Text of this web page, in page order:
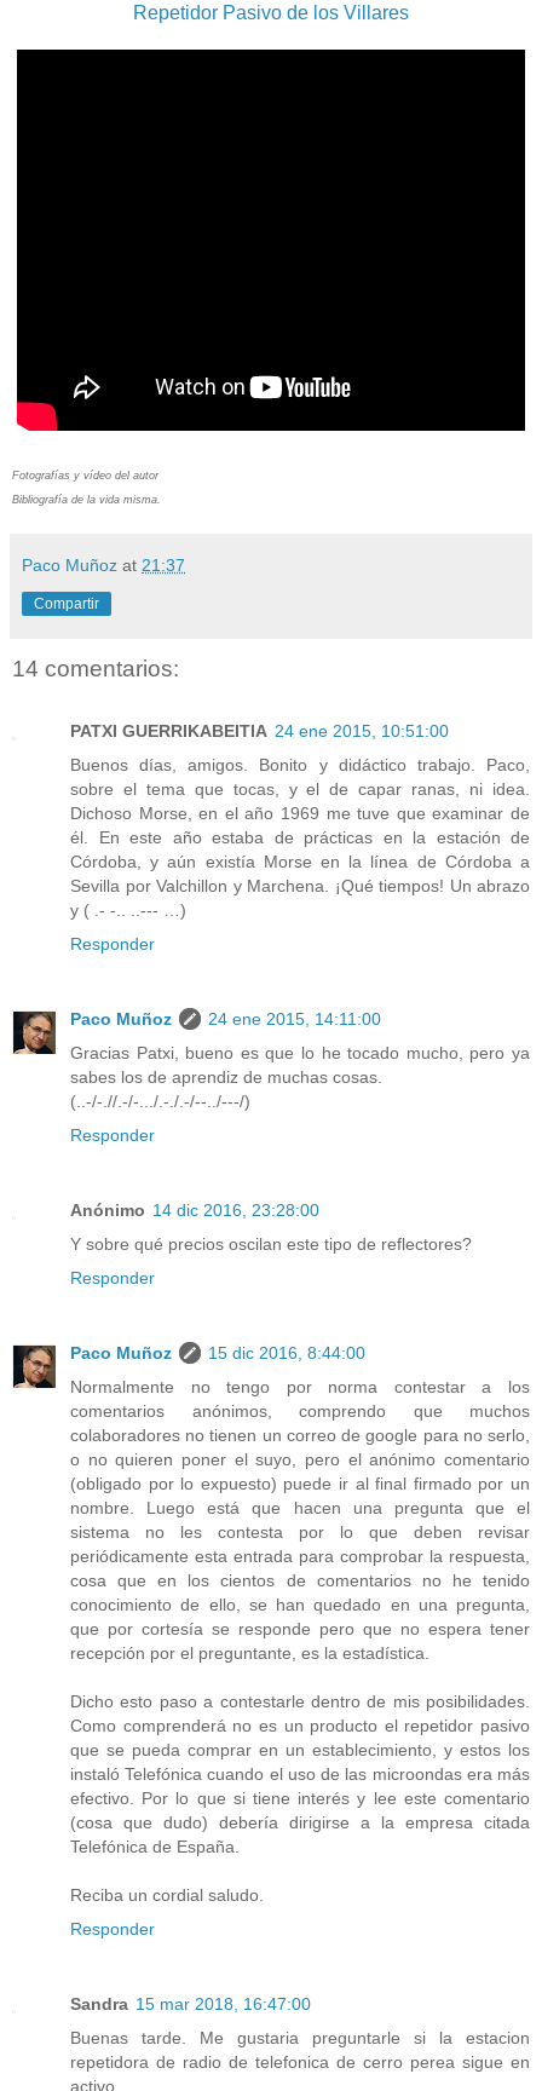
Repetidor Pasivo de los Villares
Fotografías y vídeo del autor
Bibliografía de la vida misma.
Paco Muñoz at 21:37
Compartir
14 comentarios:
PATXI GUERRIKABEITIA 24 ene 2015, 10:51:00
Buenos días, amigos. Bonito y didáctico trabajo. Paco,
sobre el tema que tocas, y el de capar ranas, ni idea.
Dichoso Morse, en el año 1969 me tuve que examinar de
él. En este año estaba de prácticas en la estación de
Córdoba, y aún existía Morse en la línea de Córdoba a
Sevilla por Valchillon y Marchena. ¡Qué tiempos! Un abrazo
y ( .- -.. ..--- …)
Responder
Paco Muñoz
24 ene 2015, 14:11:00
Gracias Patxi, bueno es que lo he tocado mucho, pero ya
sabes los de aprendiz de muchas cosas.
(..-/-.//.-/-.../.-./.-/--../---/)
Responder
Anónimo 14 dic 2016, 23:28:00
Y sobre qué precios oscilan este tipo de reflectores?
Responder
Paco Muñoz
15 dic 2016, 8:44:00
Normalmente no tengo por norma contestar a los
comentarios anónimos, comprendo que muchos
colaboradores no tienen un correo de google para no serlo,
o no quieren poner el suyo, pero el anónimo comentario
(obligado por lo expuesto) puede ir al final firmado por un
nombre. Luego está que hacen una pregunta que el
sistema no les contesta por lo que deben revisar
periódicamente esta entrada para comprobar la respuesta,
cosa que en los cientos de comentarios no he tenido
conocimiento de ello, se han quedado en una pregunta,
que por cortesía se responde pero que no espera tener
recepción por el preguntante, es la estadística.
Dicho esto paso a contestarle dentro de mis posibilidades.
Como comprenderá no es un producto el repetidor pasivo
que se pueda comprar en un establecimiento, y estos los
instaló Telefónica cuando el uso de las microondas era más
efectivo. Por lo que si tiene interés y lee este comentario
(cosa que dudo) debería dirigirse a la empresa citada
Telefónica de España.
Reciba un cordial saludo.
Responder
Sandra 15 mar 2018, 16:47:00
Buenas tarde. Me gustaria preguntarle si la estacion
repetidora de radio de telefonica de cerro perea sigue en
activo.